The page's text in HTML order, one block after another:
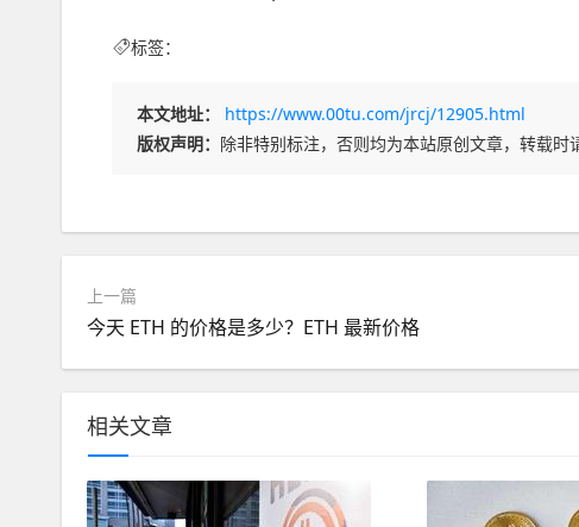
标签：
本文地址：
https://www.00tu.com/jrcj/12905.html
版权声明： 除非特别标注，否则均为本站原创文章，转载时
上一篇
今天 ETH 的价格是多少？ETH 最新价格
相关文章